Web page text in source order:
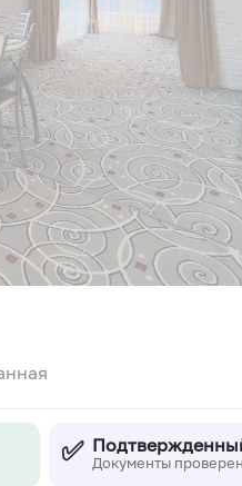
✅ Документы